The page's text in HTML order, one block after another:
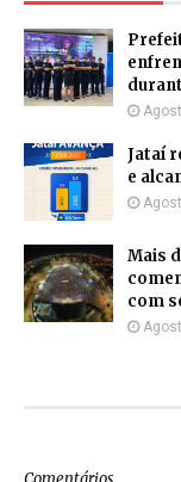
Jataí
e
Mais
com